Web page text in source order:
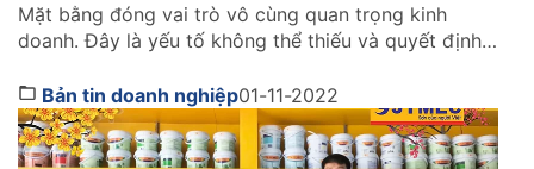
Mặt bằng đóng vai trò vô cùng quan trọng kinh
doanh. Đây là yếu tố không thể thiếu và quyết định
doanh nghiệp. Có rất nhiều của hàng, doanh nghiệp
thua lỗ, đóng cửa hoặc chuyển địa điểm vì không
thể chi trả các […]
Bản tin doanh nghiệp01-11-2022